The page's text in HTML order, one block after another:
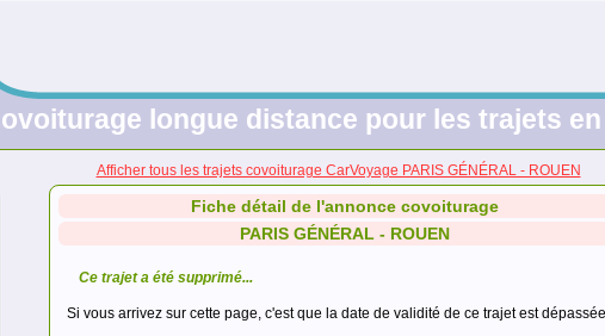
longue distance pour les trajets
Afficher tous les trajets covoiturage CarVoyage PARIS GÉNÉRAL - ROUEN
Fiche détail de l'annonce covoiturage
PARIS GÉNÉRAL - ROUEN
Ce trajet a été supprimé...
Si vous arrivez sur cette page, c'est que la date de validité de ce trajet est